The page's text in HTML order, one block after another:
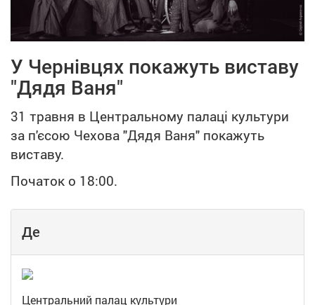
У Чернівцях покажуть виставу
"Дядя Ваня"
31 травня в Центральному палаці культури
за п'єсою Чехова "Дядя Ваня" покажуть
виставу.
Початок о 18:00.
Де
Центральний палац культури